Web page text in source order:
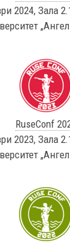
2024, Зала
RuseConf
2023, Зала